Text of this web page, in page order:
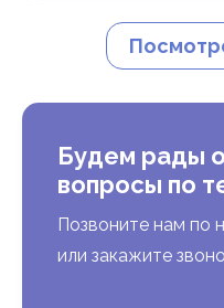
Будем рады
вопросы по
Позвоните нам по
или закажите